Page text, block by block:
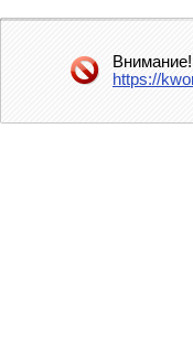
https://